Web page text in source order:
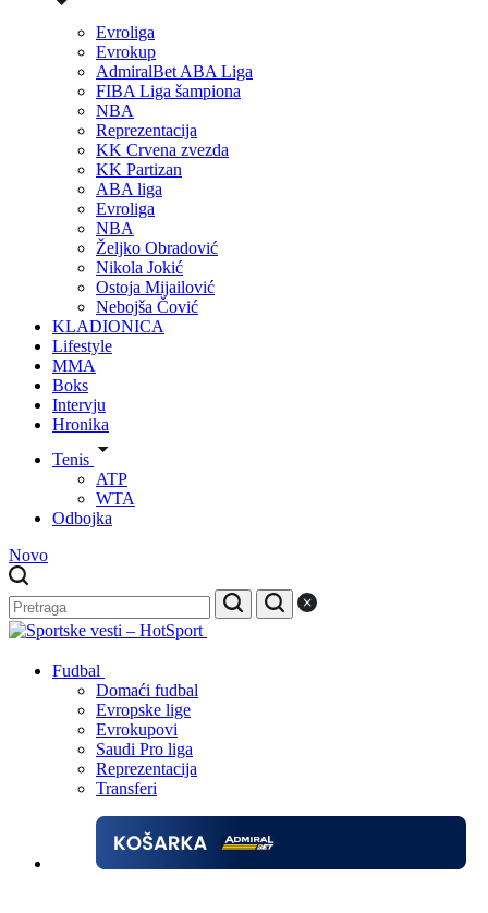
Evroliga
Evrokup
AdmiralBet ABA Liga
FIBA Liga šampiona
NBA
Reprezentacija
KK Crvena zvezda
KK Partizan
ABA liga
Evroliga
NBA
Željko Obradović
Nikola Jokić
Ostoja Mijailović
Nebojša Čović
KLADIONICA
Lifestyle
MMA
Boks
Intervju
Hronika
Tenis
ATP
WTA
Odbojka
Novo
Fudbal
Domaći fudbal
Evropske lige
Evrokupovi
Saudi Pro liga
Reprezentacija
Transferi